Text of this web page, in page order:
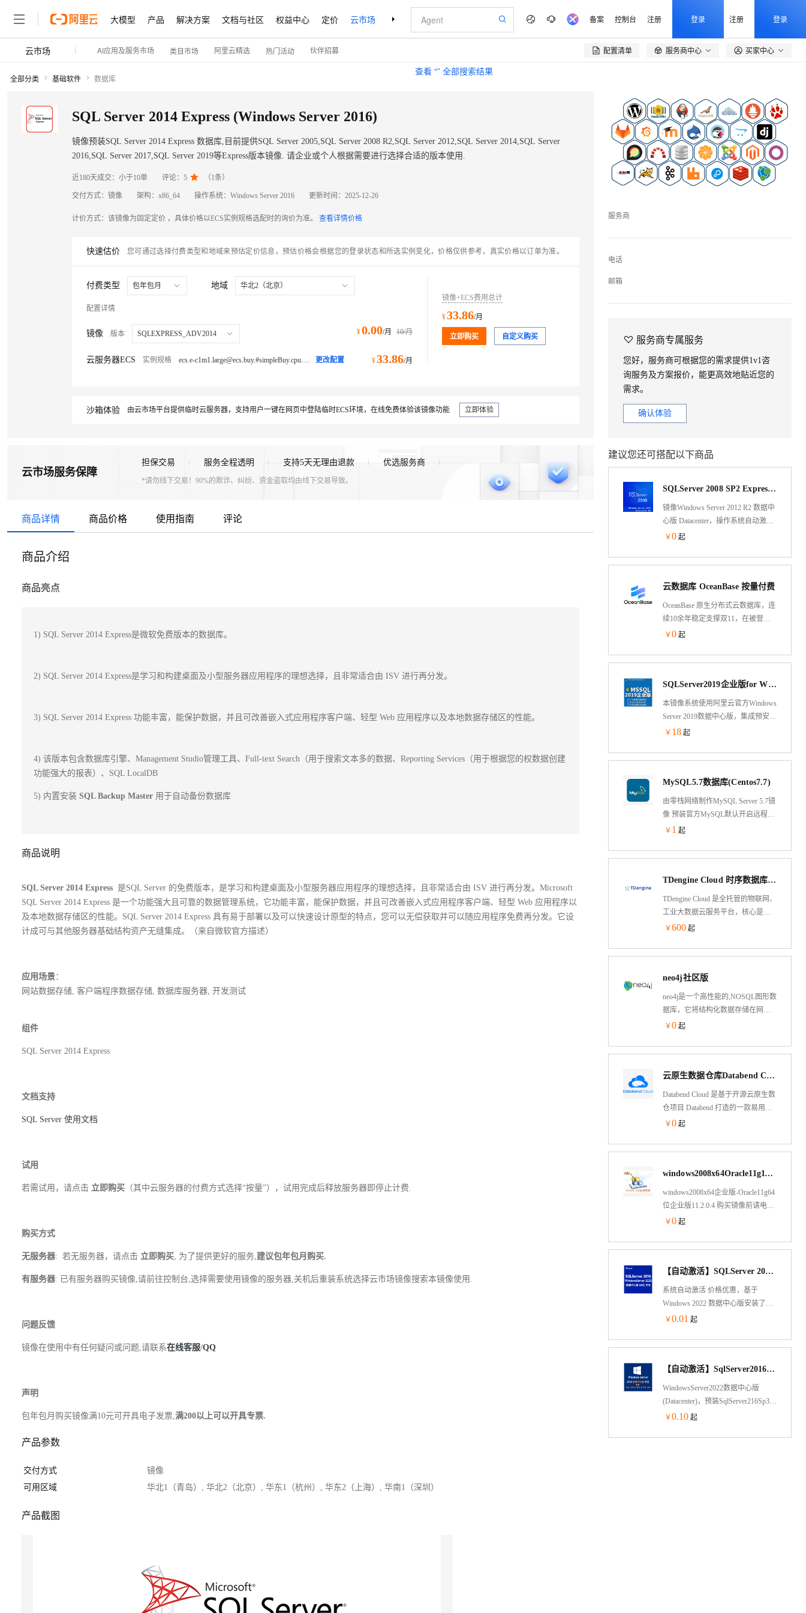
大模型 产品 解决方案 文档与社区 权益中心 定价 云市场 合作伙伴 支持与服务 了解阿里云
查看 “” 全部搜索结果
备案 控制台 注册 登录 注册 登录
云市场 AI应用及服务市场 类目市场 阿里云精选 热门活动 伙伴招募 配置清单  服务商中心 买家中心
全部分类 基础软件 数据库
SQL Server 2014 Express (Windows Server 2016)
镜像预装SQL Server 2014 Express 数据库,目前提供SQL Server 2005,SQL Server 2008 R2,SQL Server 2012,SQL Server 2014,SQL Server
2016,SQL Server 2017,SQL Server 2019等Express版本镜像. 请企业或个人根据需要进行选择合适的版本使用.
近180天成交： 小于10单 评论： 5  （1条）
交付方式： 镜像 架构： x86_64 操作系统： Windows Server 2016 更新时间： 2025-12-26
计价方式： 该镜像为固定定价 ，具体价格以ECS实例规格选配时的询价为准。 查看详情价格
快速估价 您可通过选择付费类型和地域来预估定价信息，预估价格会根据您的登录状态和所选实例变化，价格仅供参考，真实价格以订单为准。
付费类型 包年包月 地域 华北2（北京）
配置详情
镜像 版本 SQLEXPRESS_ADV2014 ¥0.00/月 10/月
云服务器ECS 实例规格 ecs.e-c1m1.large@ecs.buy.#simpleBuy.cpu.memory经济型 e 更改配置 ¥33.86/月
镜像+ECS费用总计
¥33.86/月
立即购买 自定义购买
沙箱体验 由云市场平台提供临时云服务器，支持用户一键在网页中登陆临时ECS环境，在线免费体验该镜像功能 立即体验
云市场服务保障
担保交易 服务全程透明 支持5天无理由退款 优选服务商
*请勿线下交易！90%的欺诈、纠纷、资金盗取均由线下交易导致。
商品详情 商品价格 使用指南 评论
商品介绍
商品亮点
1) SQL Server 2014 Express是微软免费版本的数据库。
2) SQL Server 2014 Express是学习和构建桌面及小型服务器应用程序的理想选择，且非常适合由 ISV 进行再分发。
3) SQL Server 2014 Express 功能丰富，能保护数据，并且可改善嵌入式应用程序客户端、轻型 Web 应用程序以及本地数据存储区的性能。
4) 该版本包含数据库引擎、Management Studio管理工具、Full-text Search（用于搜索文本多的数据、Reporting Services（用于根据您的权数据创建
功能强大的报表）、SQL LocalDB
5) 内置安装 SQL Backup Master 用于自动备份数据库
商品说明
SQL Server 2014 Express 是SQL Server 的免费版本，是学习和构建桌面及小型服务器应用程序的理想选择，且非常适合由 ISV 进行再分发。Microsoft
SQL Server 2014 Express 是一个功能强大且可靠的数据管理系统，它功能丰富，能保护数据，并且可改善嵌入式应用程序客户端、轻型 Web 应用程序以
及本地数据存储区的性能。SQL Server 2014 Express 具有易于部署以及可以快速设计原型的特点，您可以无偿获取并可以随应用程序免费再分发。它设
计成可与其他服务器基础结构资产无缝集成。（来自微软官方描述）
应用场景：
网站数据存储, 客户端程序数据存储, 数据库服务器, 开发测试
组件
SQL Server 2014 Express
文档支持
SQL Server 使用文档
试用
若需试用，请点击 立即购买 （其中云服务器的付费方式选择“按量”），试用完成后释放服务器即停止计费.
购买方式
无服务器: 若无服务器，请点击 立即购买, 为了提供更好的服务,建议包年包月购买.
有服务器: 已有服务器购买镜像,请前往控制台,选择需要使用镜像的服务器,关机后重装系统选择云市场镜像搜索本镜像使用.
问题反馈
镜像在使用中有任何疑问或问题,请联系在线客服/QQ
声明
包年包月购买镜像满10元可开具电子发票,满200以上可以开具专票.
产品参数
交付方式
镜像
可用区域
华北1（青岛）, 华北2（北京）, 华东1（杭州）, 华东2（上海）, 华南1（深圳）
产品截图
服务商
电话
邮箱
 服务商专属服务
您好，服务商可根据您的需求提供1v1咨
询服务及方案报价，能更高效地贴近您的
需求。
确认体验
建议您还可搭配以下商品
SQLServer 2008 SP2 Express(Windows Server 2012 数据中心版 R2 0909)
镜像Windows Server 2012 R2 数据中
心版 Datacenter，操作系统自动激
活。预装SQL Server 2008 SP2
Chrome浏览器。阿里云安骑士。
￥0 起
云数据库 OceanBase 按量付费
OceanBase 原生分布式云数据库，连
续10余年稳定支撑双11，在被誉为
“数据库世界杯”的 TPC-C 和 TPC-H
助力金融、零售、互联网、智能制
造等多个行业的 2000+客户，构建现
代数据架构，简化技术栈。
￥0 起
SQLServer2019企业版for Windows2019数据中心版镜像（含2024安全更新）
本镜像系统使用阿里云官方Windows
Server 2019数据中心版，集成预安装
了微软官方SQL Server 2019企业版
使用，安全稳定。
￥ 18 起
MySQL5.7数据库(Centos7.7)
由零栈网络制作MySQL Server 5.7镜
像 预装官方MySQL默认开启远程连
接，基于阿里云纯净镜像,服务器实
￥ 1 起
TDengine Cloud 时序数据库云服务
TDengine Cloud 是全托管的物联网、
工业大数据云服务平台，核心是一
款高性能、云原生的时序数据库
强的弹性伸缩能力。同时它还带有
内建的缓存、流式计算、数据订阅
等系统功能，能大幅减少系统设计
是一个高性能、分布式的物联网、
工业大数据平台。
￥600 起
neo4j社区版
neo4j是一个高性能的,NOSQL图形数
据库，它将结构化数据存储在网络
上而不是表中。它是一个嵌入式
做图)上而不是表中。
￥0 起
云原生数据仓库Databend Cloud
Databend Cloud 是基于开源云原生数
仓项目 Databend 打造的一款易用、
低成本、高性能的新一代大数据分
Data Cloud。使用Databend Cloud的
用户无需运维复杂的数据仓库，无
需要考虑存储空间的扩容，只需要
SaaS产品。
￥0 起
windows2008x64Oracle11g11.2.0.4企业版
windows2008x64企业版-Oracle11g64
位企业版11.2.0.4 购买镜像前请电
询！
￥0 起
【自动激活】SQLServer 2016 企业版WindowsServer 2022 数据中心版 mssql 已更新SP3补丁
系统自动激活 价格优惠，基于
Windows 2022 数据中心版安装了
SQLServer 2016 企业版并已经安装
里云官方虚拟化驱动及插件，方便
更好管理服务器。镜像默认自动激
￥0.01 起
【自动激活】SqlServer2016 Sp3和IIS10.0_WindowsServer2022数据中心版_sql2016
WindowsServer2022数据中心版
(Datacenter)，预装SqlServer216Sp3，
IIS10.0以及.net2.0,3.5,4.0。适合网站
￥0.10 起